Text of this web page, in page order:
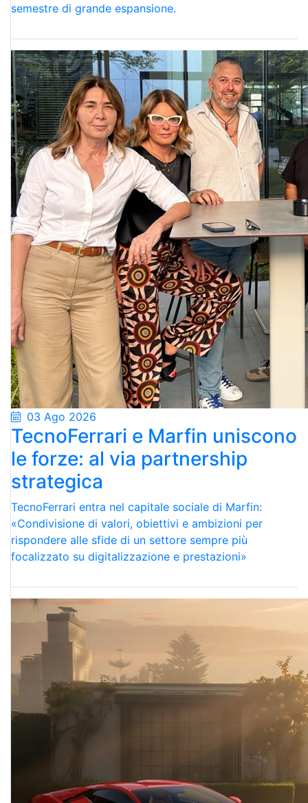
semestre di grande espansione.
03 Ago 2026
TecnoFerrari e Marfin uniscono
le forze: al via partnership
strategica
TecnoFerrari entra nel capitale sociale di Marfin:
«Condivisione di valori, obiettivi e ambizioni per
rispondere alle sfide di un settore sempre più
focalizzato su digitalizzazione e prestazioni»